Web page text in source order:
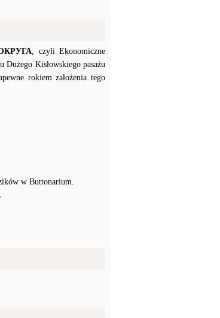
, czyli Ekonomiczne
Kisłowskiego pasażu
rokiem założenia tego
w Buttonarium.